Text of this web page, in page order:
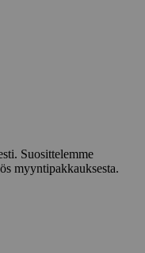
Suosittelemme
myyntipakkauksesta.